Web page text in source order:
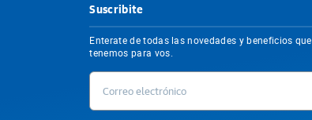
Suscribite
Enterate de todas las novedades y beneficios que
tenemos para vos.